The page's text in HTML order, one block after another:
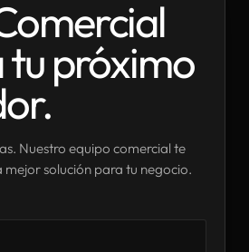
próximo
Nuestro equipo comercial te
solución para tu negocio.